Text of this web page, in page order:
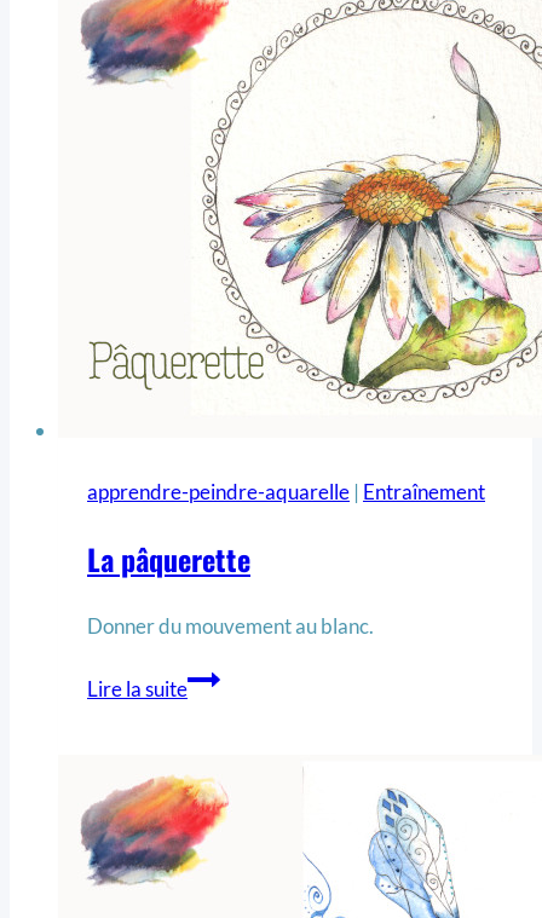
apprendre-peindre-aquarelle | Entraînement
La pâquerette
Donner du mouvement au blanc.
Lire la suite